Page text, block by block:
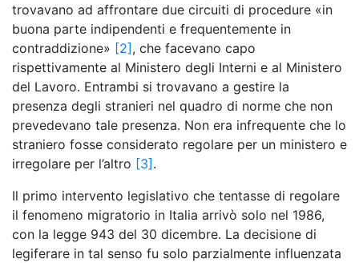
trovavano ad affrontare due circuiti di procedure «in
buona parte indipendenti e frequentemente in
contraddizione» [2], che facevano capo
rispettivamente al Ministero degli Interni e al Ministero
del Lavoro. Entrambi si trovavano a gestire la
presenza degli stranieri nel quadro di norme che non
prevedevano tale presenza. Non era infrequente che lo
straniero fosse considerato regolare per un ministero e
irregolare per l’altro [3].
Il primo intervento legislativo che tentasse di regolare
il fenomeno migratorio in Italia arrivò solo nel 1986,
con la legge 943 del 30 dicembre. La decisione di
legiferare in tal senso fu solo parzialmente influenzata